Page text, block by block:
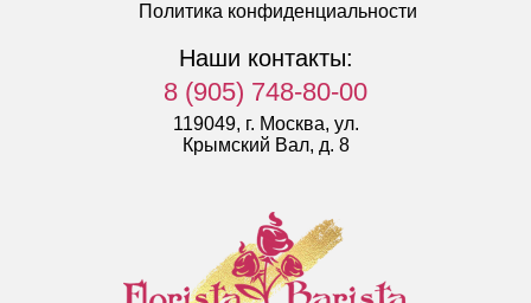
Наши контакты:
8 (905) 748-80-00
119049, г. Москва, ул.
Крымский Вал, д. 8
Политика конфиденциальности